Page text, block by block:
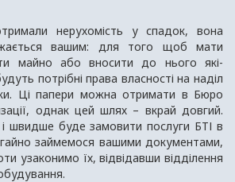
нерухомість у спадок, вона
вашим: для того щоб мати
майно або вносити до нього які-
потрібні права власності на наділ
Ці папери можна отримати в Бюро
однак цей шлях – вкрай довгий.
швидше буде замовити послуги БТІ в
займемося вашими документами,
узаконимо їх, відвідавши відділення